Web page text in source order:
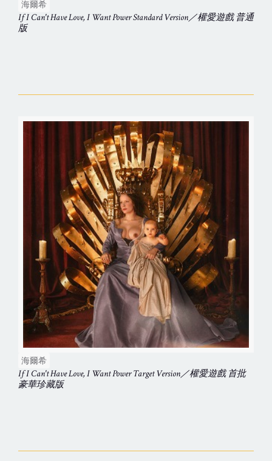
海爾希
If I Can't Have Love, I Want Power Standard Version／權愛遊戲 普通
版
海爾希
If I Can't Have Love, I Want Power Target Version／權愛遊戲 首批
豪華珍藏版